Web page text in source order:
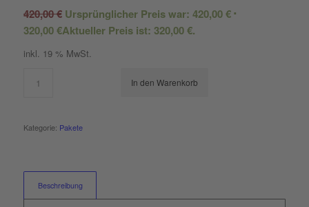
420,00€ Ursprünglicher Preis war: 420,00 €
320,00€Aktueller Preis ist: 320,00 €.
inkl. 19 % MwSt.
In den Warenkorb
Kategorie: Pakete
Beschreibung